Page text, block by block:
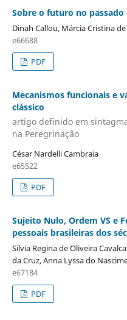
Sobre o futuro no passado
Dinah Callou, Márcia Cristina
e66688
PDF
Mecanismos funcionais e
clássico
artigo definido em
na Peregrinação
César Nardelli Cambraia
e65522
PDF
Sujeito Nulo, Ordem VS e
pessoais brasileiras dos
Silvia Regina de Oliveira
da Cruz, Anna Lyssa do
e67184
PDF